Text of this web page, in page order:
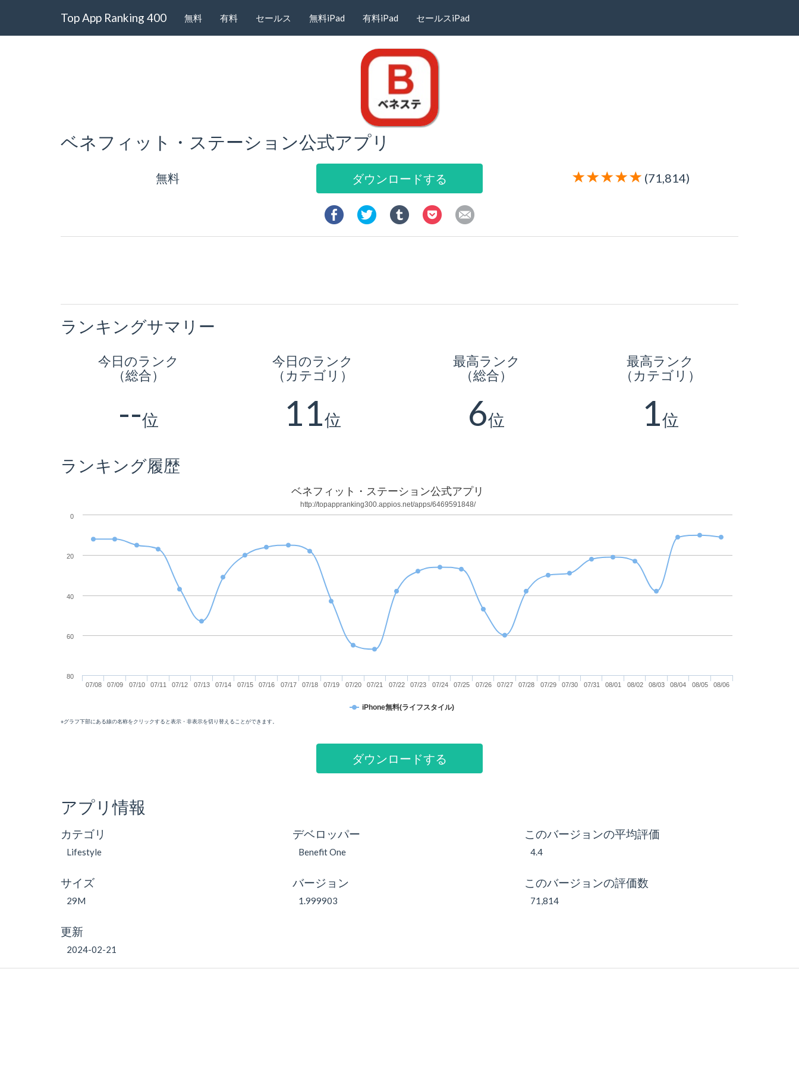
Top App Ranking 400 無料 有料 セールス 無料iPad 有料iPad セールスiPad
ベネフィット・ステーション公式アプリ
無料 ダウンロードする (71,814)
ランキングサマリー
今日のランク
（総合）
--位
今日のランク
（カテゴリ）
11位
最高ランク
（総合）
6位
最高ランク
（カテゴリ）
1位
ランキング履歴
ベネフィット・ステーション公式アプリ
http://topappranking300.appios.net/apps/6469591848/
iPhone無料(ライフスタイル)
07/08 07/09 07/10 07/11 07/12 07/13 07/14 07/15 07/16 07/17 07/18 07/19 07/20 07/21 07/22 07/23 07/24 07/25 07/26 07/27 07/28 07/29 07/30 07/31 08/01 08/02 08/03 08/04 08/05 08/06
0
20
40
60
80
※グラフ下部にある線の名称をクリックすると表示・非表示を切り替えることができます。
ダウンロードする
アプリ情報
カテゴリ
Lifestyle
サイズ
29M
更新
2024-02-21
デベロッパー
Benefit One
バージョン
1.999903
このバージョンの平均評価
4.4
このバージョンの評価数
71,814